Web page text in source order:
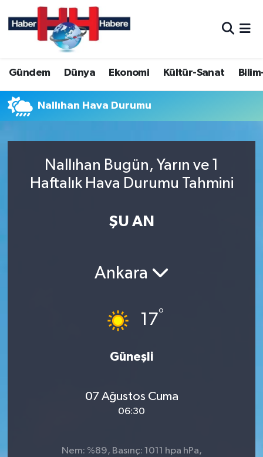
Gündem Dünya Ekonomi Kültür-Sanat
Nallıhan Hava Durumu
Nallıhan Bugün, Yarın ve 1
Haftalık Hava Durumu Tahmini
ŞU AN
Ankara
17°
Güneşli
07 Ağustos Cuma
06:30
Nem: %89, Basınç: 1011 hpa hPa,
Hava Durumu
Trafik Durumu
Süper Lig Puan Durumu ve Fikstür
Son Dakika Haberleri